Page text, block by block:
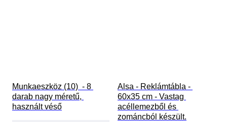
Munkaeszköz (10)  - 8
darab nagy méretű,
használt véső
Alsa - Reklámtábla -
60x35 cm - Vastag
acéllemezből és
zománcból készült.